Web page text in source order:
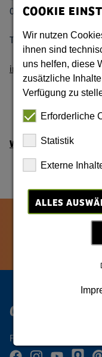
02791 Oderwitz
Telefon: +49 35842 / 2
info@rodelbahn-
Weitere Informationen
Oberlausitz
Folge der Oberlausitz
COOKIE
Wir nutzen
ihnen sind
uns helfen, diese
zusätzliche
Verfügung zu
Erforderliche
Statistik
Externe
ALLES